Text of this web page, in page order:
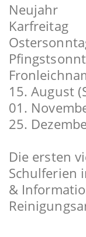
Neujahr
Karfreitag
15. August
01.
25.
Die ersten
Schulferien
&